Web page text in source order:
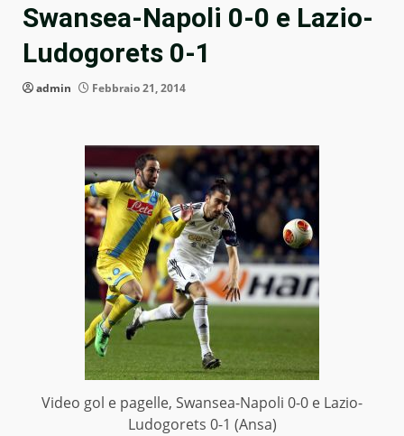
Swansea-Napoli 0-0 e Lazio-
Ludogorets 0-1
admin Febbraio 21, 2014
Video gol e pagelle, Swansea-Napoli 0-0 e Lazio-
Ludogorets 0-1 (Ansa)